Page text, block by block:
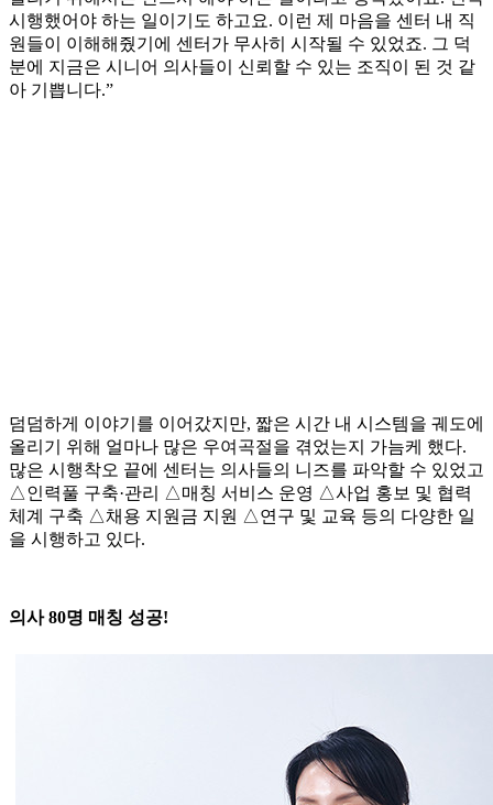
시행했어야 하는 일이기도 하고요. 이런 제 마음을 센터 내 직
원들이 이해해줬기에 센터가 무사히 시작될 수 있었죠. 그 덕
분에 지금은 시니어 의사들이 신뢰할 수 있는 조직이 된 것 같
아 기쁩니다.”
덤덤하게 이야기를 이어갔지만, 짧은 시간 내 시스템을 궤도에
올리기 위해 얼마나 많은 우여곡절을 겪었는지 가늠케 했다.
많은 시행착오 끝에 센터는 의사들의 니즈를 파악할 수 있었고
△인력풀 구축·관리 △매칭 서비스 운영 △사업 홍보 및 협력
체계 구축 △채용 지원금 지원 △연구 및 교육 등의 다양한 일
을 시행하고 있다.
의사 80명 매칭 성공!